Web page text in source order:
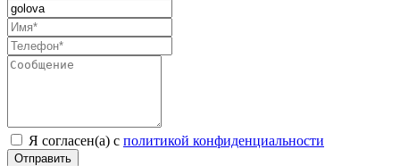
Я согласен(а) с политикой конфиденциальности
Отправить